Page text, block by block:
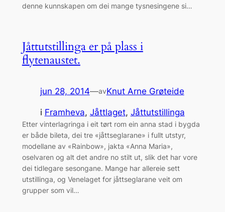
denne kunnskapen om dei mange tysnesingene si…
Jåttutstillinga er på plass i
flytenaustet.
jun 28, 2014—avKnut Arne Grøteide
i Framheva, Jåttlaget, Jåttutstillinga
Etter vinterlagringa i eit tørt rom ein anna stad i bygda
er både bileta, dei tre «jåttseglarane» i fullt utstyr,
modellane av «Rainbow», jakta «Anna Maria»,
oselvaren og alt det andre no stilt ut, slik det har vore
dei tidlegare sesongane. Mange har allereie sett
utstillinga, og Venelaget for jåttseglarane veit om
grupper som vil…